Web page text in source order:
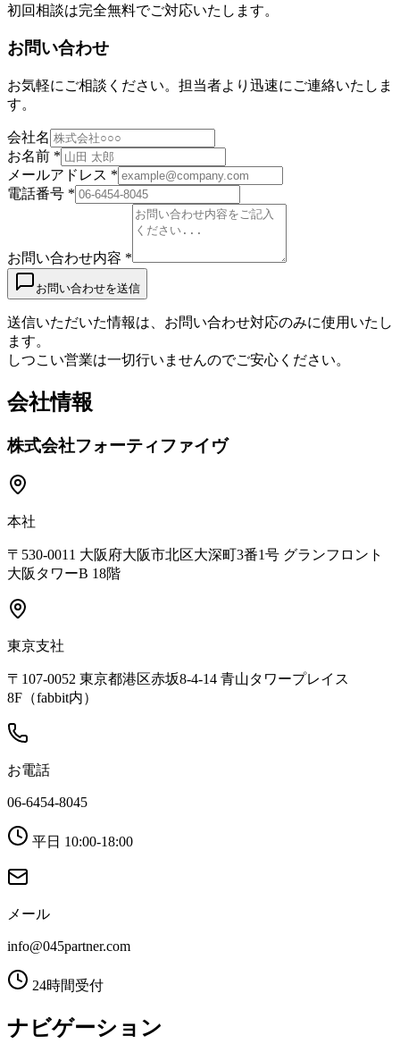
初回相談は完全無料でご対応いたします。
お問い合わせ
お気軽にご相談ください。担当者より迅速にご連絡いたしま
す。
会社名
お名前 *
メールアドレス *
電話番号 *
お問い合わせ内容 *
お問い合わせを送信
送信いただいた情報は、お問い合わせ対応のみに使用いたし
ます。
しつこい営業は一切行いませんのでご安心ください。
会社情報
株式会社フォーティファイヴ
本社
〒530-0011 大阪府大阪市北区大深町3番1号 グランフロント
大阪タワーB 18階
東京支社
〒107-0052 東京都港区赤坂8-4-14 青山タワープレイス
8F（fabbit内）
お電話
06-6454-8045
平日 10:00-18:00
メール
info@045partner.com
24時間受付
ナビゲーション